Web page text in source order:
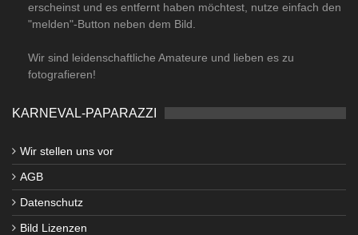
erscheinst und es entfernt haben möchtest, nutze einfach den
"melden"-Button neben dem Bild.
Wir sind leidenschaftliche Amateure und lieben es zu
fotografieren!
KARNEVAL-PAPARAZZI
Wir stellen uns vor
AGB
Datenschutz
Bild Lizenzen